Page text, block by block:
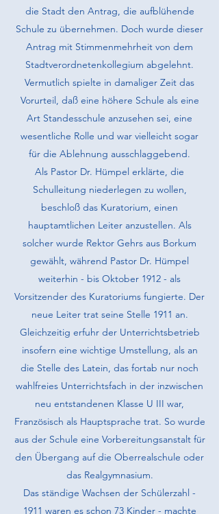
die Stadt den Antrag, die aufblühende
Schule zu über­nehmen. Doch wurde dieser
Antrag mit Stimmenmehrheit von dem
Stadt­verordnetenkollegium abgelehnt.
Vermutlich spielte in damaliger Zeit das
Vorurteil, daß eine höhere Schule als eine
Art Standesschule anzusehen sei, eine
wesentliche Rolle und war vielleicht sogar
für die Ablehnung aus­schlaggebend.
Als Pastor Dr. Hümpel erklärte, die
Schulleitung niederlegen zu wollen,
beschloß das Kuratorium, einen
hauptamtlichen Leiter anzustellen. Als
solcher wurde Rektor Gehrs aus Borkum
gewählt, während Pastor Dr. Hümpel
weiterhin - bis Oktober 1912 - als
Vorsitzender des Kuratoriums fungierte. Der
neue Leiter trat seine Stelle 1911 an.
Gleichzeitig erfuhr der Unterrichtsbetrieb
insofern eine wichtige Umstellung, als an
die Stelle des Latein, das fortab nur noch
wahlfreies Unterrichtsfach in der inzwischen
neu entstandenen Klasse U III war,
Französisch als Hauptsprache trat. So wurde
aus der Schule eine Vorbereitungsanstalt für
den Übergang auf die Oberrealschule oder
das Realgymnasium.
Das ständige Wachsen der Schülerzahl -
1911 waren es schon 73 Kinder - machte